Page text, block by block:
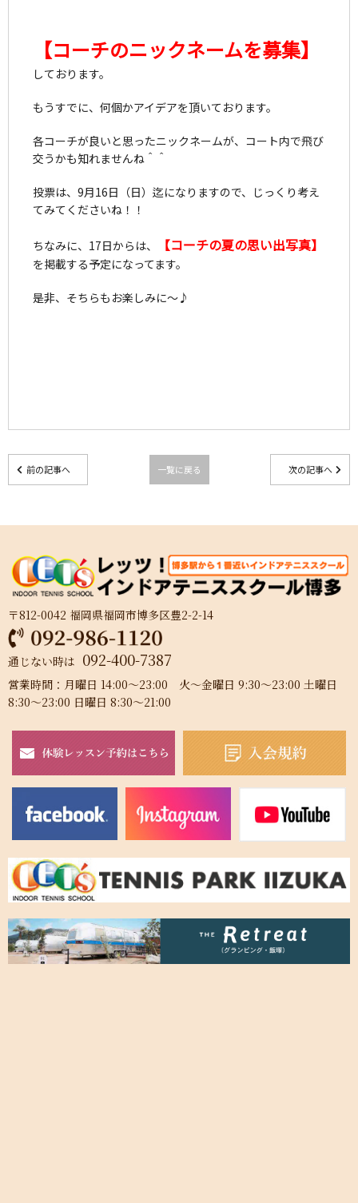
【コーチのニックネームを募集】
しております。
もうすでに、何個かアイデアを頂いております。
各コーチが良いと思ったニックネームが、コート内で飛び
交うかも知れませんね＾＾
投票は、9月16日（日）迄になりますので、じっくり考え
てみてくださいね！！
ちなみに、17日からは、 【コーチの夏の思い出写真】
を掲載する予定になってます。
是非、そちらもお楽しみに～♪
前の記事へ 一覧に戻る 次の記事へ
〒812-0042 福岡県福岡市博多区豊2-2-14
通じない時は 092-400-7387
営業時間：月曜日 14:00～23:00 火～金曜日 9:30～23:00 土曜日
8:30～23:00 日曜日 8:30～21:00